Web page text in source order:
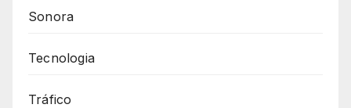
Sonora
Tecnologia
Tráfico